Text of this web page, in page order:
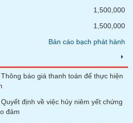
1,500,000
1,500,000
Bản cáo bạch phát hành
báo giá thanh toán để thực hiện
định về việc hủy niêm yết chứng
đảm